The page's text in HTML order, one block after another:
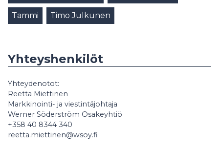
Tammi Timo Julkunen
Yhteyshenkilöt
Yhteydenotot:
Reetta Miettinen
Markkinointi- ja viestintäjohtaja
Werner Söderström Osakeyhtiö
+358 40 8344 340
reetta.miettinen@wsoy.fi